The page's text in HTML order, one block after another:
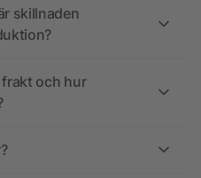
skillnaden
och hur